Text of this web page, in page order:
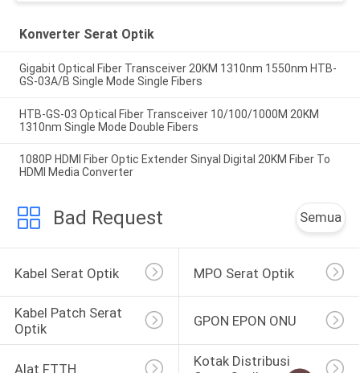
Konverter Serat Optik
Gigabit Optical Fiber Transceiver 20KM 1310nm 1550nm HTB-
GS-03A/B Single Mode Single Fibers
HTB-GS-03 Optical Fiber Transceiver 10/100/1000M 20KM
1310nm Single Mode Double Fibers
1080P HDMI Fiber Optic Extender Sinyal Digital 20KM Fiber To
HDMI Media Converter
Bad Request Semua
Kabel Serat Optik MPO Serat Optik
Kabel Patch Serat
Optik
GPON EPON ONU
Alat FTTH
Kotak Distribusi